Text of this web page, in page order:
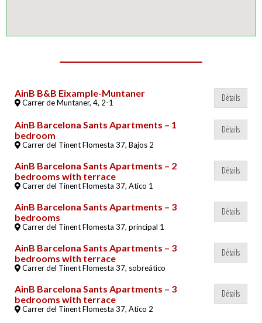
AinB B&B Eixample-Muntaner
Carrer de Muntaner, 4, 2-1 Détails
AinB Barcelona Sants Apartments – 1
bedroom
Carrer del Tinent Flomesta 37, Bajos 2
Détails
AinB Barcelona Sants Apartments – 2
bedrooms with terrace
Carrer del Tinent Flomesta 37, Atico 1
Détails
AinB Barcelona Sants Apartments – 3
bedrooms
Carrer del Tinent Flomesta 37, principal 1
Détails
AinB Barcelona Sants Apartments – 3
bedrooms with terrace
Carrer del Tinent Flomesta 37, sobreático
Détails
AinB Barcelona Sants Apartments – 3
bedrooms with terrace
Carrer del Tinent Flomesta 37, Atico 2
Détails